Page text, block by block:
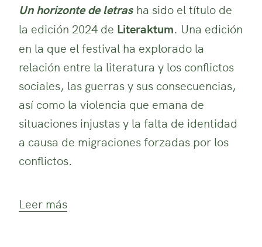
Un horizonte de letrasha sido el título de
la edición 2024 de Literaktum. Una edición
en la que el festival ha explorado la
relación entre la literatura y los conflictos
sociales, las guerras y sus consecuencias,
así como la violencia que emana de
situaciones injustas y la falta de identidad
a causa de migraciones forzadas por los
conflictos.
Leer más